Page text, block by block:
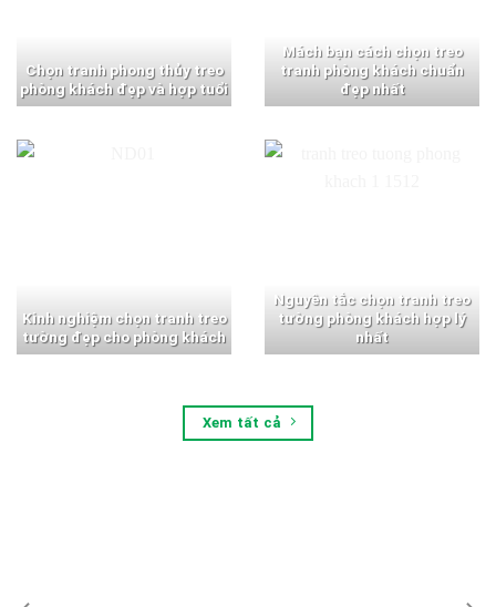
Chọn tranh phong thủy treo
phòng khách đẹp và hợp tuổi
Mách bạn cách chọn treo
tranh phòng khách chuẩn
đẹp nhất
Kinh nghiệm chọn tranh treo
tường đẹp cho phòng khách
Nguyên tắc chọn tranh treo
tường phòng khách hợp lý
nhất
Xem tất cả